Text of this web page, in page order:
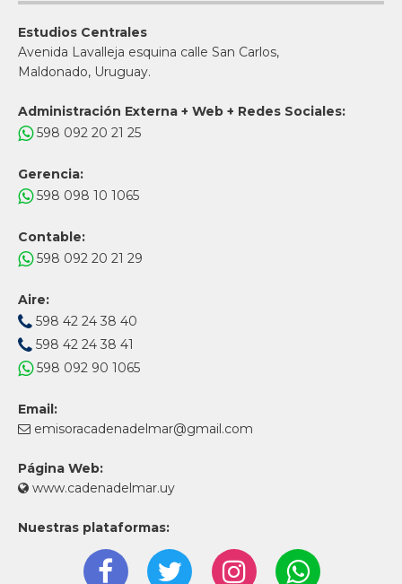
Estudios Centrales
Avenida Lavalleja esquina calle San Carlos,
Maldonado, Uruguay.
Administración Externa + Web + Redes Sociales:
598 092 20 21 25
Gerencia:
598 098 10 1065
Contable:
598 092 20 21 29
Aire:
598 42 24 38 40
598 42 24 38 41
598 092 90 1065
Email:
emisoracadenadelmar@gmail.com
Página Web:
www.cadenadelmar.uy
Nuestras plataformas: